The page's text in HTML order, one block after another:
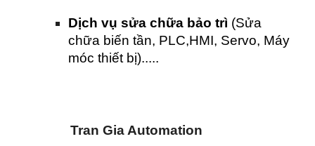
Dịch vụ sửa chữa bảo trì (Sửa
chữa biến tần, PLC,HMI, Servo, Máy
móc thiết bị).....
Tran Gia Automation